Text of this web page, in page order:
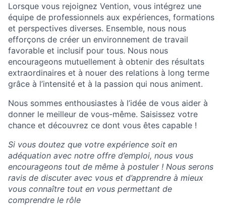
Lorsque vous rejoignez Vention, vous intégrez une
équipe de professionnels aux expériences, formations
et perspectives diverses. Ensemble, nous nous
efforçons de créer un environnement de travail
favorable et inclusif pour tous. Nous nous
encourageons mutuellement à obtenir des résultats
extraordinaires et à nouer des relations à long terme
grâce à l’intensité et à la passion qui nous animent.
Nous sommes enthousiastes à l’idée de vous aider à
donner le meilleur de vous-même. Saisissez votre
chance et découvrez ce dont vous êtes capable !​
Si vous doutez que votre expérience soit en
adéquation avec notre offre d’emploi, nous vous
encourageons tout de même à postuler ! Nous serons
ravis de discuter avec vous et d’apprendre à mieux
vous connaître tout en vous permettant de
comprendre le rôle